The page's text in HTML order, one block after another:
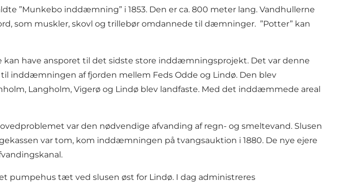
”Munkebo inddæmning” i 1853. Den er ca. 800 meter lang. Vandhullerne
som muskler, skovl og trillebør omdannede til dæmninger. ”Potter” kan
have ansporet til det sidste store inddæmningsprojekt. Det var denne
inddæmningen af fjorden mellem Feds Odde og Lindø. Den blev
Langholm, Vigerø og Lindø blev landfaste. Med det inddæmmede areal
var den nødvendige afvanding af regn- og smeltevand. Slusen
var tom, kom inddæmningen på tvangsauktion i 1880. De nye ejere
pumpehus tæt ved slusen øst for Lindø. I dag administreres